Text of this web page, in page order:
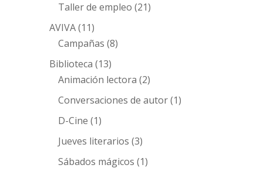
Taller de empleo (21)
AVIVA(11)
Campañas (8)
Biblioteca (13)
Animación lectora (2)
Conversaciones de autor(1)
D-Cine (1)
Jueves literarios (3)
Sábados mágicos (1)